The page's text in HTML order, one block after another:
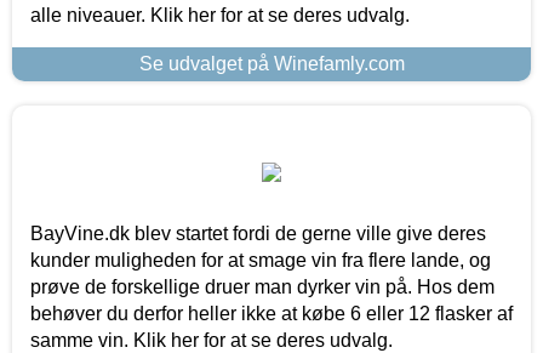
alle niveauer. Klik her for at se deres udvalg.
Se udvalget på Winefamly.com
BayVine.dk blev startet fordi de gerne ville give deres
kunder muligheden for at smage vin fra flere lande, og
prøve de forskellige druer man dyrker vin på. Hos dem
behøver du derfor heller ikke at købe 6 eller 12 flasker af
samme vin. Klik her for at se deres udvalg.